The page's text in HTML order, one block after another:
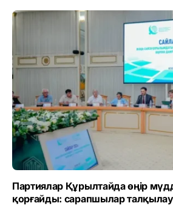
Партиялар Құрылтайда өңір
қорғайды: сарапшылар